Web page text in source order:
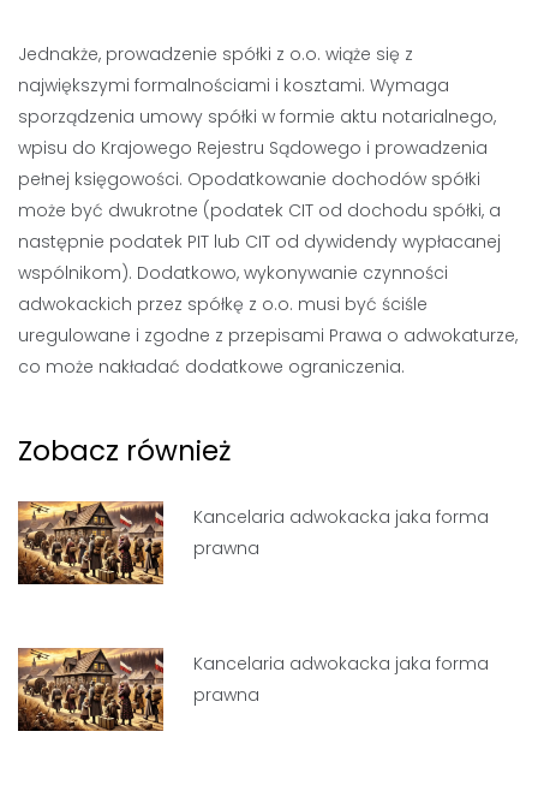
Jednakże, prowadzenie spółki z o.o. wiąże się z
największymi formalnościami i kosztami. Wymaga
sporządzenia umowy spółki w formie aktu notarialnego,
wpisu do Krajowego Rejestru Sądowego i prowadzenia
pełnej księgowości. Opodatkowanie dochodów spółki
może być dwukrotne (podatek CIT od dochodu spółki, a
następnie podatek PIT lub CIT od dywidendy wypłacanej
wspólnikom). Dodatkowo, wykonywanie czynności
adwokackich przez spółkę z o.o. musi być ściśle
uregulowane i zgodne z przepisami Prawa o adwokaturze,
co może nakładać dodatkowe ograniczenia.
Zobacz również
Kancelaria adwokacka jaka forma
prawna
Kancelaria adwokacka jaka forma
prawna